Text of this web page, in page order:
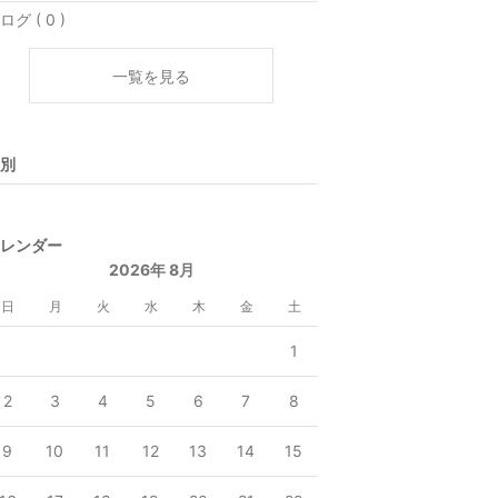
グ ( 0 )
一覧を見る
ンダー
2026年 8月
日 月 火 水 木 金 土
1
2 3 4 5 6 7 8
9 10 11 12 13 14 15